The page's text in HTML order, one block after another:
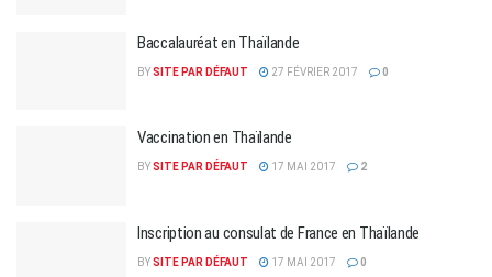
Baccalauréat en Thaïlande
BYSITE PAR DÉFAUT 27 FÉVRIER 2017 0
Vaccination en Thaïlande
BYSITE PAR DÉFAUT 17 MAI 2017 2
Inscription au consulat de France en Thaïlande
BYSITE PAR DÉFAUT 17 MAI 2017 0